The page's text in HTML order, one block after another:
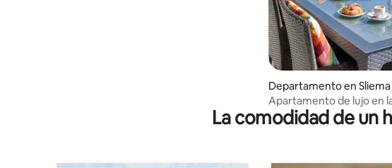
Departamento en Sliema
Apartamento de lujo en
Sliema
La comodidad de un